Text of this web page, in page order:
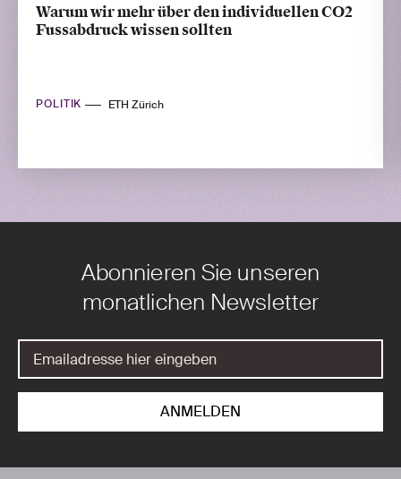
Warum wir mehr über den individuellen CO2
Fussabdruck wissen sollten
POLITIK ETH Zürich
Abonnieren Sie unseren
monatlichen Newsletter